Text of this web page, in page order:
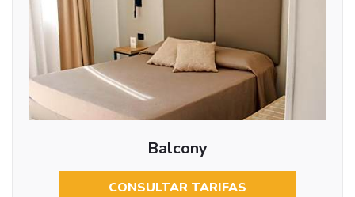
Balcony
CONSULTAR TARIFAS